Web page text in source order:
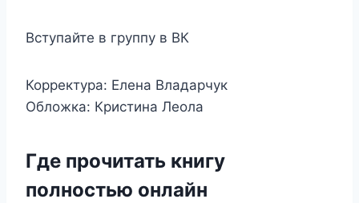
Вступайте в группу в ВК
Корректура: Елена Владарчук
Обложка: Кристина Леола
Где прочитать книгу
полностью онлайн